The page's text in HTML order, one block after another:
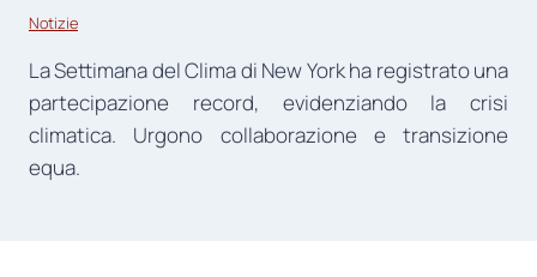
Notizie
La Settimana del Clima di New York ha registrato una
partecipazione record, evidenziando la crisi
climatica. Urgono collaborazione e transizione
equa.